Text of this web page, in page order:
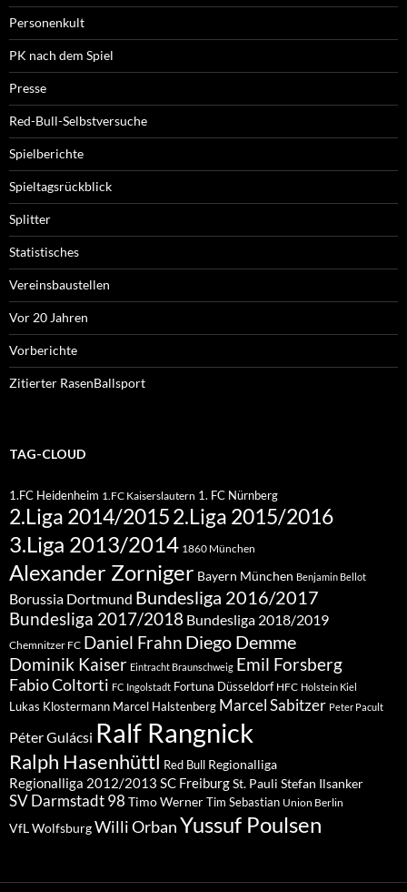
Personenkult
PK nach dem Spiel
Presse
Red-Bull-Selbstversuche
Spielberichte
Spieltagsrückblick
Splitter
Statistisches
Vereinsbaustellen
Vor 20 Jahren
Vorberichte
Zitierter RasenBallsport
TAG-CLOUD
1.FC Heidenheim 1.FC Kaiserslautern 1. FC Nürnberg
2.Liga 2014/20152.Liga 2015/2016
3.Liga 2013/2014 1860 München
Alexander Zorniger Bayern München Benjamin Bellot
Borussia Dortmund Bundesliga 2016/2017
Bundesliga 2017/2018 Bundesliga 2018/2019
Chemnitzer FC Daniel Frahn Diego Demme
Dominik Kaiser Eintracht Braunschweig Emil Forsberg
Fabio Coltorti FC Ingolstadt Fortuna Düsseldorf HFC Holstein Kiel
Lukas Klostermann Marcel Halstenberg Marcel Sabitzer Peter Pacult
Péter Gulácsi Ralf Rangnick
Ralph Hasenhüttl Red Bull Regionalliga
Regionalliga 2012/2013 SC FreiburgSt. Pauli Stefan Ilsanker
SV Darmstadt 98 Timo WernerTim Sebastian Union Berlin
VfL WolfsburgWilli OrbanYussuf Poulsen